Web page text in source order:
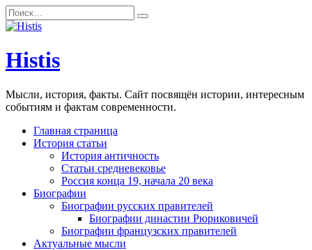
Перейти
к
Search
for:
Histis
Мысли, история, факты. Сайт посвящён истории, интересным
событиям и фактам современности.
Главная страница
История статьи
История античность
Статьи средневековье
Россия конца 19, начала 20 века
Биографии
Биографии русских правителей
Биографии династии Рюриковичей
Биографии французских правителей
Актуальные мысли